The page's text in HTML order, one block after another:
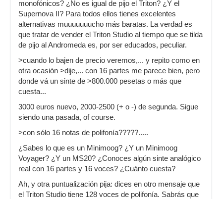
monofónicos? ¿No es igual de pijo el Triton? ¿Y el
Supernova II? Para todos ellos tienes excelentes
alternativas muuuuuuucho más baratas. La verdad es
que tratar de vender el Triton Studio al tiempo que se tilda
de pijo al Andromeda es, por ser educados, peculiar.
>cuando lo bajen de precio veremos,... y repito como en
otra ocasión >dije,... con 16 partes me parece bien, pero
donde vá un sinte de >800.000 pesetas o más que
cuesta...
3000 euros nuevo, 2000-2500 (+ o -) de segunda. Sigue
siendo una pasada, of course.
>con sólo 16 notas de polifonía?????.....
¿Sabes lo que es un Minimoog? ¿Y un Minimoog
Voyager? ¿Y un MS20? ¿Conoces algún sinte analógico
real con 16 partes y 16 voces? ¿Cuánto cuesta?
Ah, y otra puntualización pija: dices en otro mensaje que
el Triton Studio tiene 128 voces de polifonía. Sabrás que